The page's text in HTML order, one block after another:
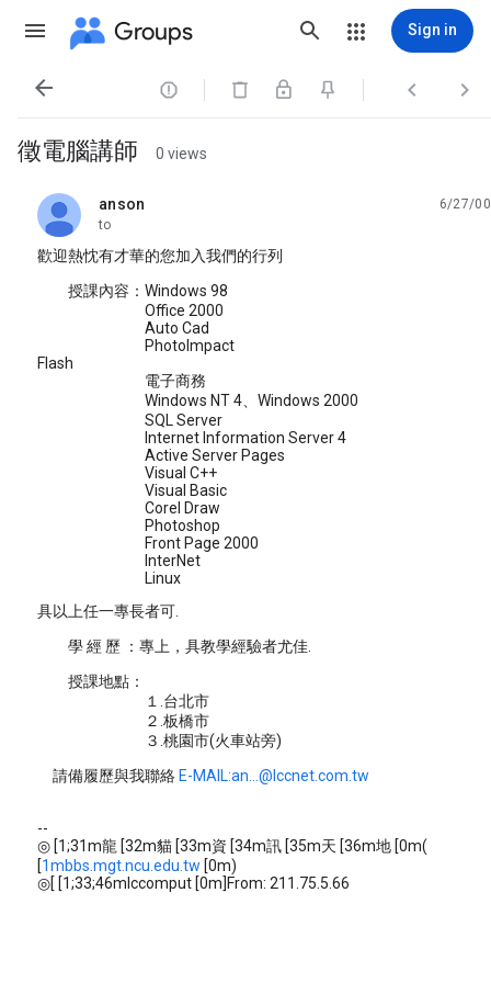
Groups Sign in
   
徵電腦講師 0 views
anson
unread,
6/27/00
to
歡迎熱忱有才華的您加入我們的行列
授課內容：Windows 98
Office 2000
Auto Cad
PhotoImpact
Flash
電子商務
Windows NT 4、Windows 2000
SQL Server
Internet Information Server 4
Active Server Pages
Visual C++
Visual Basic
Corel Draw
Photoshop
Front Page 2000
InterNet
Linux
具以上任一專長者可.
學 經 歷 ：專上，具教學經驗者尤佳.
授課地點：
１.台北市
２.板橋市
３.桃園市(火車站旁)
請備履歷與我聯絡 E-MAIL:an...@lccnet.com.tw
--
◎ [1;31m龍 [32m貓 [33m資 [34m訊 [35m天 [36m地 [0m(
[1mbbs.mgt.ncu.edu.tw [0m)
◎[ [1;33;46mlccomput [0m]From: 211.75.5.66